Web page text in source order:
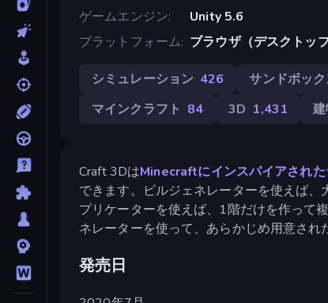
ゲームエンジン
Unity 5.6
プラットフォーム ブラウザ（デスクトッ
シミュレーション 426 サンドボック
マインクラフト 84 3D 1,431
Craft 3DはMinecraftにインスパイアされた
できます。ビルジェネレーターを使えば
プリケーターを使えば、1階だけを作って
ネレーターを使って、あらかじめ用意され
発売日